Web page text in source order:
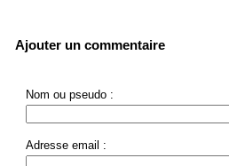
Ajouter un commentaire
Nom ou pseudo :
Adresse email :